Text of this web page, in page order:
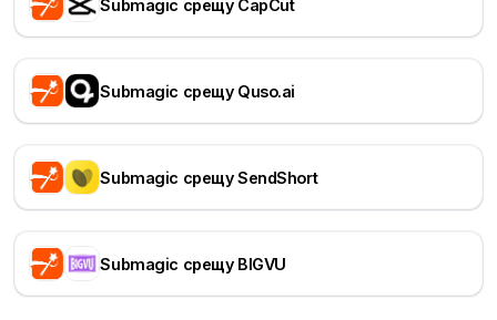
Submagic срещу CapCut
Submagic срещу Quso.ai
Submagic срещу SendShort
Submagic срещу BIGVU